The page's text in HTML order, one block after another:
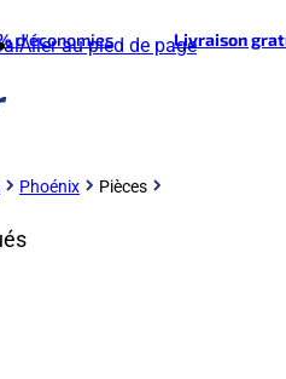
Aller au pied de page
d'économies Livraison
Phoénix Pièces